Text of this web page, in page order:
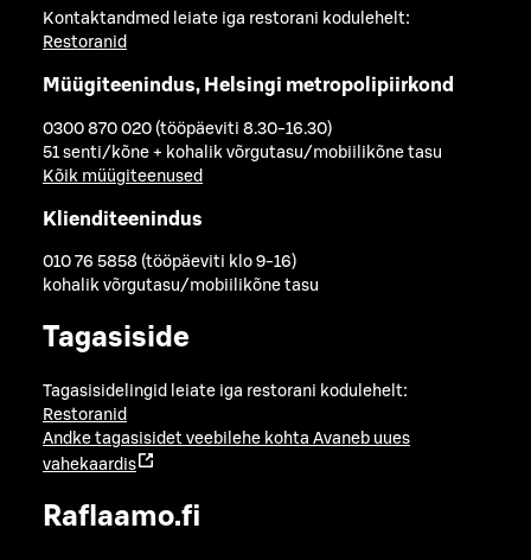
Kontaktandmed leiate iga restorani kodulehelt:
Restoranid
Müügiteenindus, Helsingi metropolipiirkond
0300 870 020 (tööpäeviti 8.30-16.30)
51 senti/kõne + kohalik võrgutasu/mobiilikõne tasu
Kõik müügiteenused
Klienditeenindus
010 76 5858 (tööpäeviti klo 9-16)
kohalik võrgutasu/mobiilikõne tasu
Tagasiside
Tagasisidelingid leiate iga restorani kodulehelt:
Restoranid
Andke tagasisidet veebilehe kohta Avaneb uues
vahekaardis
Raflaamo.fi